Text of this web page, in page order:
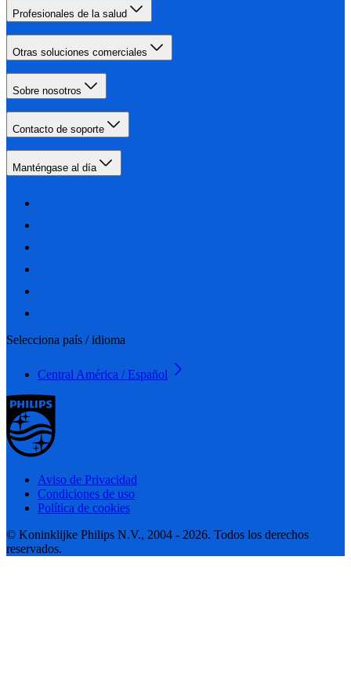
Profesionales de la salud
Otras soluciones comerciales
Sobre nosotros
Contacto de soporte
Manténgase al día
Selecciona país / idioma
Central América / Español
Aviso de Privacidad
Condiciones de uso
Política de cookies
© Koninklijke Philips N.V., 2004 - 2026. Todos los derechos
reservados.